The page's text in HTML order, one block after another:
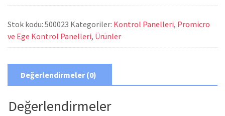
Stok kodu: 500023 Kategoriler: Kontrol Panelleri, Promicro
ve Ege Kontrol Panelleri, Ürünler
Değerlendirmeler (0)
Değerlendirmeler